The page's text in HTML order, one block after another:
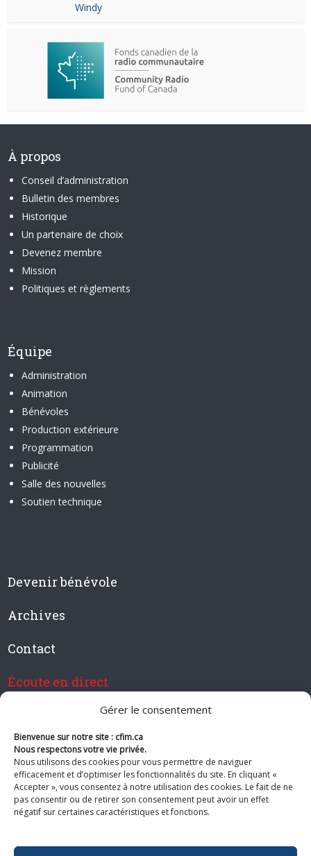
Gérer le consentement
Bienvenue sur notre site : cfim.ca
Nous respectons votre vie privée.
Nous utilisons des cookies pour vous permettre de naviguer
efficacement et d’optimiser les fonctionnalités du site. En cliquant «
Accepter », vous consentez à notre utilisation des cookies. Le fait de ne
pas consentir ou de retirer son consentement peut avoir un effet
négatif sur certaines caractéristiques et fonctions.
Windy
À propos
Conseil d’administration
Bulletin des membres
Historique
Un partenaire de choix
Devenez membre
Mission
Politiques et règlements
Équipe
Administration
Animation
Bénévoles
Production extérieure
Programmation
Publicité
Salle des nouvelles
Soutien technique
Devenir bénévole
Archives
Contact
Écoute en direct
Devenir membre de CFIM
Suivez-nous